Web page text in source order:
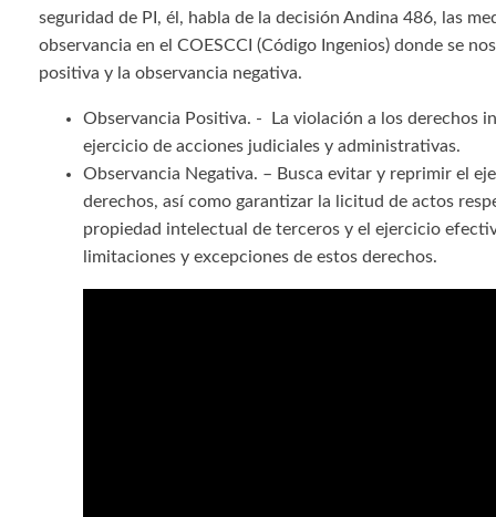
seguridad de PI, él, habla de la decisión Andina 486, las
observancia en el COESCCI (Código Ingenios) donde se
positiva y la observancia negativa.
Observancia Positiva. - La violación a los derechos
ejercicio de acciones judiciales y administrativas.
Observancia Negativa. – Busca evitar y reprimir el
derechos, así como garantizar la licitud de actos
propiedad intelectual de terceros y el ejercicio
limitaciones y excepciones de estos derechos.